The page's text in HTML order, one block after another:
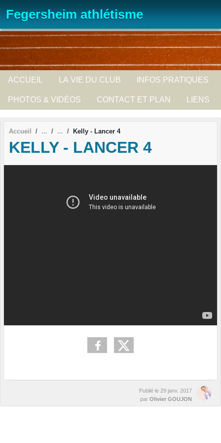
Fegersheim athlétisme
ACCUEIL LA VIE DU CLUB INFOS PRATIQUES
PHOTOS & VIDÉOS CONTACT ET PLAN LIENS
Accueil Kelly - Lancer 4
KELLY - LANCER 4
Publié le 29 janv. 2017
par Olivier GOUJON